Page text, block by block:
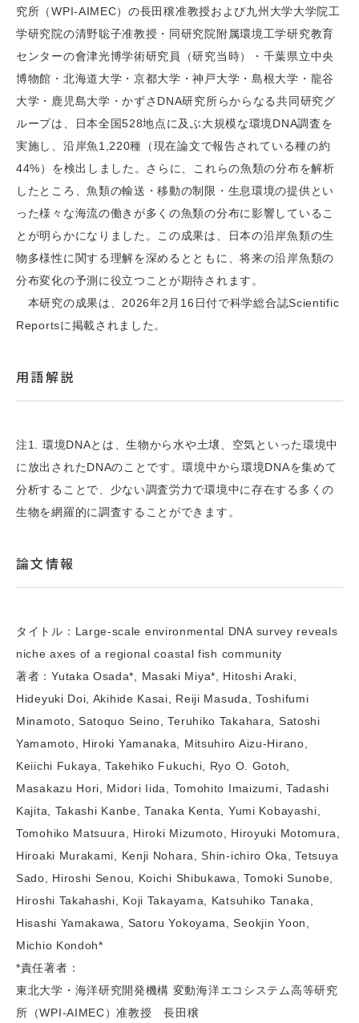
究所（WPI-AIMEC）の長田穣准教授および九州大学大学院工
学研究院の清野聡子准教授・同研究院附属環境工学研究教育
センターの會津光博学術研究員（研究当時）・千葉県立中央
博物館・北海道大学・京都大学・神戸大学・島根大学・龍谷
大学・鹿児島大学・かずさDNA研究所らからなる共同研究グ
ループは、日本全国528地点に及ぶ大規模な環境DNA調査を
実施し、沿岸魚1,220種（現在論文で報告されている種の約
44%）を検出しました。さらに、これらの魚類の分布を解析
したところ、魚類の輸送・移動の制限・生息環境の提供とい
った様々な海流の働きが多くの魚類の分布に影響しているこ
とが明らかになりました。この成果は、日本の沿岸魚類の生
物多様性に関する理解を深めるとともに、将来の沿岸魚類の
分布変化の予測に役立つことが期待されます。
本研究の成果は、2026年2月16日付で科学総合誌Scientific
Reportsに掲載されました。
用語解説
注1. 環境DNAとは、生物から水や土壌、空気といった環境中
に放出されたDNAのことです。環境中から環境DNAを集めて
分析することで、少ない調査労力で環境中に存在する多くの
生物を網羅的に調査することができます。
論文情報
タイトル：Large-scale environmental DNA survey reveals
niche axes of a regional coastal fish community
著者：Yutaka Osada*, Masaki Miya*, Hitoshi Araki,
Hideyuki Doi, Akihide Kasai, Reiji Masuda, Toshifumi
Minamoto, Satoquo Seino, Teruhiko Takahara, Satoshi
Yamamoto, Hiroki Yamanaka, Mitsuhiro Aizu-Hirano,
Keiichi Fukaya, Takehiko Fukuchi, Ryo O. Gotoh,
Masakazu Hori, Midori Iida, Tomohito Imaizumi, Tadashi
Kajita, Takashi Kanbe, Tanaka Kenta, Yumi Kobayashi,
Tomohiko Matsuura, Hiroki Mizumoto, Hiroyuki Motomura,
Hiroaki Murakami, Kenji Nohara, Shin-ichiro Oka, Tetsuya
Sado, Hiroshi Senou, Koichi Shibukawa, Tomoki Sunobe,
Hiroshi Takahashi, Koji Takayama, Katsuhiko Tanaka,
Hisashi Yamakawa, Satoru Yokoyama, Seokjin Yoon,
Michio Kondoh*
*責任著者：
東北大学・海洋研究開発機構 変動海洋エコシステム高等研究
所（WPI-AIMEC）准教授 長田穣